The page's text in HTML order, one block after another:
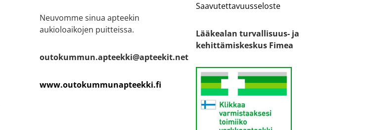
Neuvomme sinua apteekin
aukioloaikojen puitteissa.
outokummun.apteekki@apteekit.net
www.outokummunapteekki.fi
Saavutettavuusseloste
Lääkealan turvallisuus- ja
kehittämiskeskus Fimea